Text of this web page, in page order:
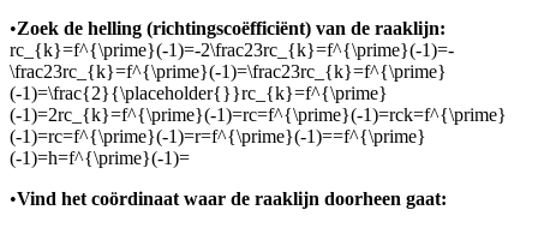
•Zoek de helling (richtingscoëfficiënt) van de raaklijn:
rc_{k}=f^{\prime}(-1)=-2\frac23rc_{k}=f^{\prime}(-1)=-
\frac23rc_{k}=f^{\prime}(-1)=\frac23rc_{k}=f^{\prime}
(-1)=\frac{2}{\placeholder{}}rc_{k}=f^{\prime}
(-1)=2rc_{k}=f^{\prime}(-1)=rc=f^{\prime}(-1)=rck=f^{\prime}
(-1)=rc=f^{\prime}(-1)=r=f^{\prime}(-1)==f^{\prime}
(-1)=h=f^{\prime}(-1)=
•Vind het coördinaat waar de raaklijn doorheen gaat: